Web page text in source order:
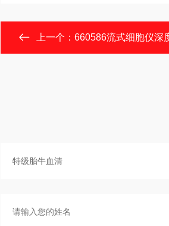
上一个：660586流式细胞仪深